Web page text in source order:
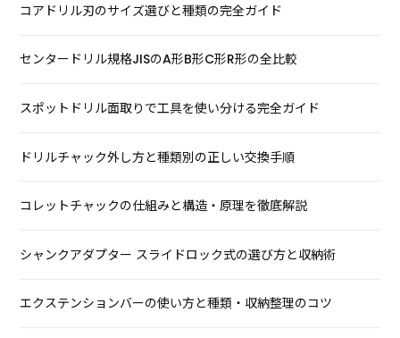
コアドリル刃のサイズ選びと種類の完全ガイド
センタードリル規格JISのA形B形C形R形の全比較
スポットドリル面取りで工具を使い分ける完全ガイド
ドリルチャック外し方と種類別の正しい交換手順
コレットチャックの仕組みと構造・原理を徹底解説
シャンクアダプター スライドロック式の選び方と収納術
エクステンションバーの使い方と種類・収納整理のコツ